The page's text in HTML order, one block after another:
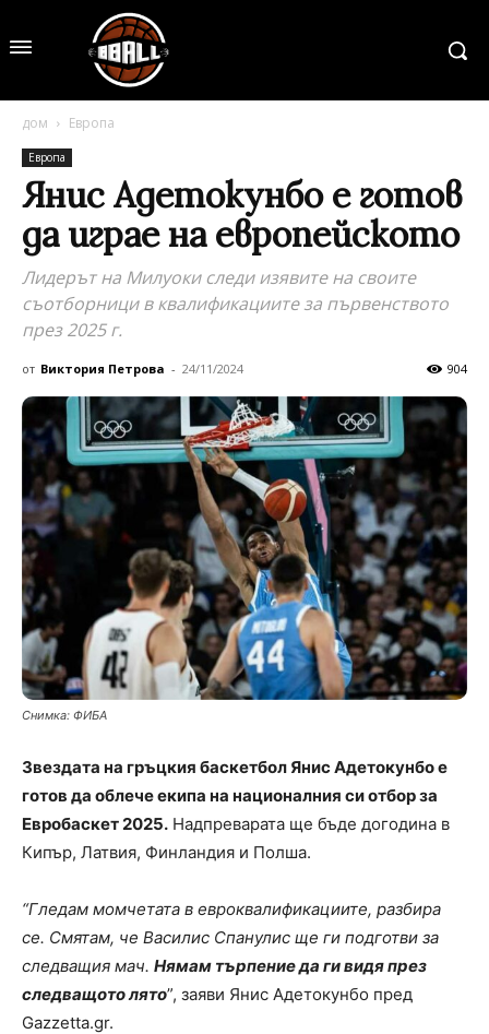
дом Европа
Европа
Янис Адетокунбо е готов
да играе на европейското
Лидерът на Милуоки следи изявите на своите
съотборници в квалификациите за първенството
през 2025 г.
от Виктория Петрова - 24/11/2024 904
Снимка: ФИБА
Звездата на гръцкия баскетбол Янис Адетокунбо е
готов да облече екипа на националния си отбор за
Евробаскет 2025. Надпреварата ще бъде догодина в
Кипър, Латвия, Финландия и Полша.
“Гледам момчетата в евроквалификациите, разбира
се. Смятам, че Василис Спанулис ще ги подготви за
следващия мач. Нямам търпение да ги видя през
следващото лято”, заяви Янис Адетокунбо пред
Gazzetta.gr.